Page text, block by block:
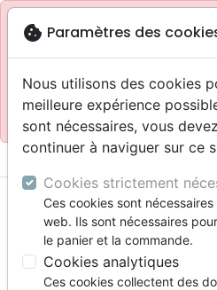
blockSite réservé aux
Accès pour les
Site pour le grand public :
menu
cookie Paramètres des
Nous utilisons des cookies
meilleure expérience
sont nécessaires, vous
continuer à naviguer sur ce
Cookies strictement
Ces cookies sont
web. Ils sont nécessaires
le panier et la commande.
Cookies analytiques
Ces cookies collectent des